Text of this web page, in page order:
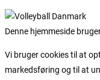
Denne hjemmeside
Vi bruger cookies til at
markedsføring og til at